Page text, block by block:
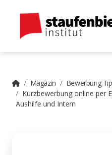
Magazin
Bewerbung
Kurzbewerbung online per
Aushilfe und Intern